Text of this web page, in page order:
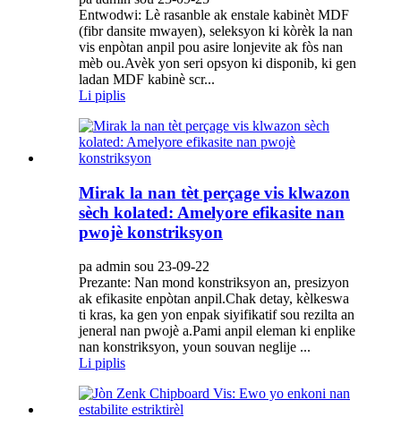
Entwodwi: Lè rasanble ak enstale kabinèt MDF
(fibr dansite mwayen), seleksyon ki kòrèk la nan
vis enpòtan anpil pou asire lonjevite ak fòs nan
mèb ou.Avèk yon seri opsyon ki disponib, ki gen
ladan MDF kabinè scr...
Li piplis
Mirak la nan tèt perçage vis klwazon
sèch kolated: Amelyore efikasite nan
pwojè konstriksyon
pa admin sou 23-09-22
Prezante: Nan mond konstriksyon an, presizyon
ak efikasite enpòtan anpil.Chak detay, kèlkeswa
ti kras, ka gen yon enpak siyifikatif sou rezilta an
jeneral nan pwojè a.Pami anpil eleman ki enplike
nan konstriksyon, youn souvan neglije ...
Li piplis